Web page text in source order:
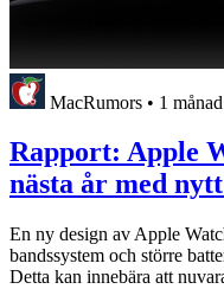
MacRumors • 1
Rapport: Apple
nästa år med
En ny design av Apple
bandssystem och större
Detta kan innebära att